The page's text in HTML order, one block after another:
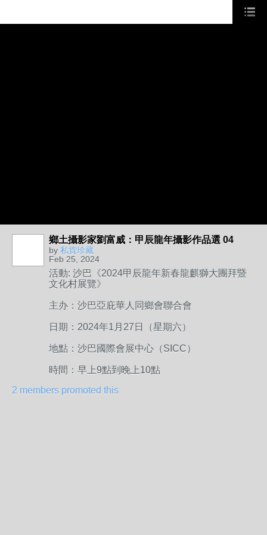
鄉土攝影家劉富威：甲辰龍年攝影作品選 04
by 私貨珍藏
Feb 25, 2024
活動: 沙巴《2024甲辰龍年新春龍麒獅大團拜暨
文化村展覽》
主办 ：沙巴亞庇華人同鄉會聯合會
日期： 2024年1月27日（星期六）
地點： 沙巴國際會展中心（SICC）
時間： 早上9點到晚上10點
2 members promoted this